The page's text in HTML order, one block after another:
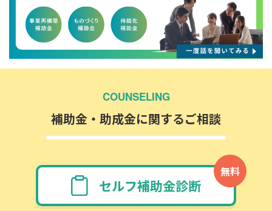
COUNSELING
補助金・助成金に関するご相談
無料
セルフ補助金診断